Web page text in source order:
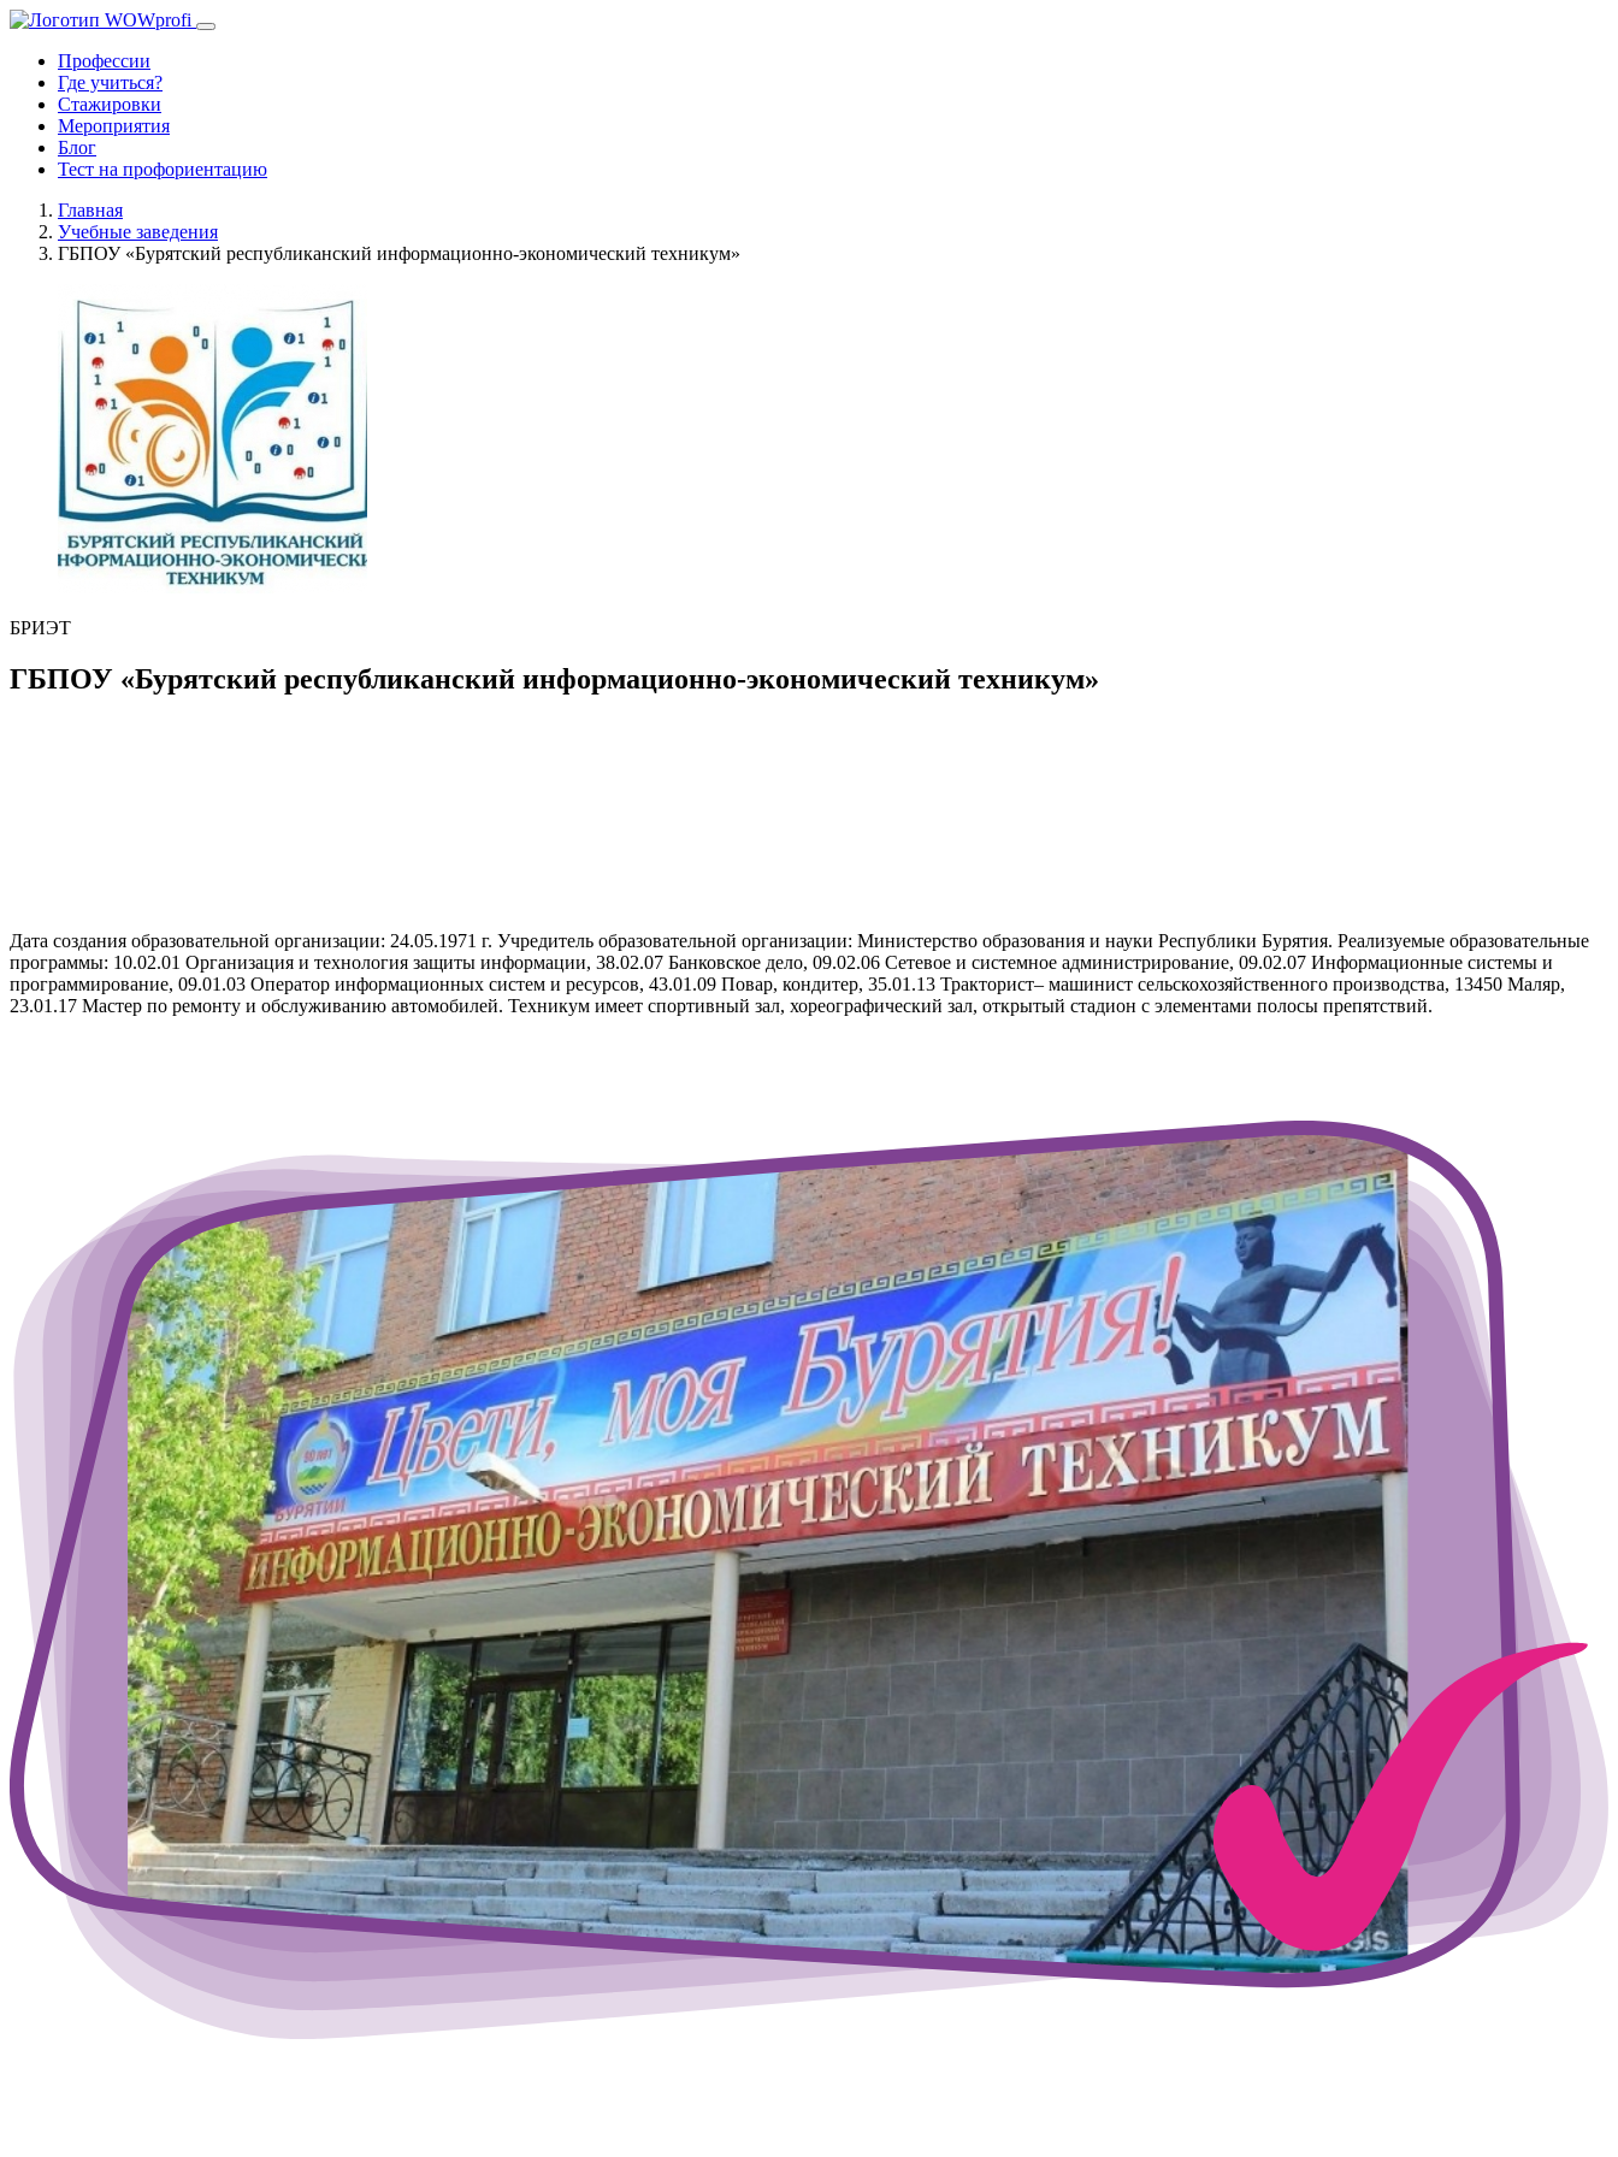
Профессии
Где учиться?
Стажировки
Мероприятия
Блог
Тест на профориентацию
Главная
Учебные заведения
ГБПОУ «Бурятский республиканский информационно-экономический техникум»
БРИЭТ
ГБПОУ «Бурятский республиканский информационно-экономический техникум»
Дата создания образовательной организации: 24.05.1971 г. Учредитель образовательной организации: Министерство образования и науки Республики Бурятия. Реализуемые образовательные
программы: 10.02.01 Организация и технология защиты информации, 38.02.07 Банковское дело, 09.02.06 Сетевое и системное администрирование, 09.02.07 Информационные системы и
программирование, 09.01.03 Оператор информационных систем и ресурсов, 43.01.09 Повар, кондитер, 35.01.13 Тракторист– машинист сельскохозяйственного производства, 13450 Маляр,
23.01.17 Мастер по ремонту и обслуживанию автомобилей. Техникум имеет спортивный зал, хореографический зал, открытый стадион с элементами полосы препятствий.